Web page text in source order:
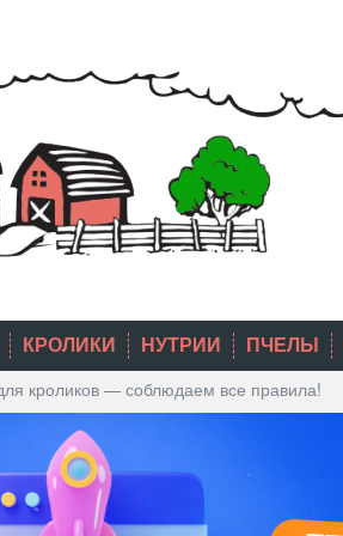
КРОЛИКИ НУТРИИ ПЧЕЛЫ
кроликов — соблюдаем все правила!